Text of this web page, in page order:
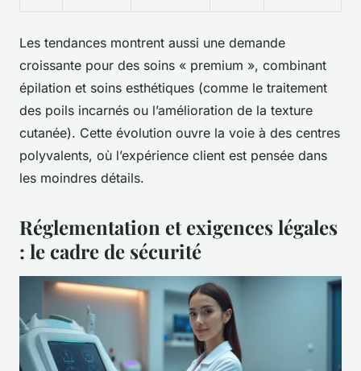
Les tendances montrent aussi une demande
croissante pour des soins « premium », combinant
épilation et soins esthétiques (comme le traitement
des poils incarnés ou l’amélioration de la texture
cutanée). Cette évolution ouvre la voie à des centres
polyvalents, où l’expérience client est pensée dans
les moindres détails.
Réglementation et exigences légales
: le cadre de sécurité